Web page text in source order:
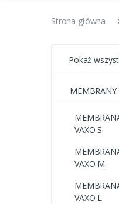
Strona główna
Pokaż
MEMBRANY
VAXO S
VAXO M
VAXO L